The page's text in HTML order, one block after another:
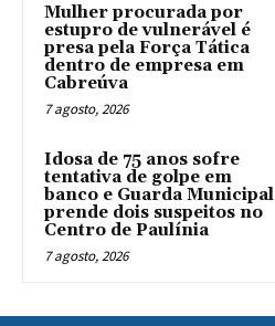
Mulher procurada por
estupro de vulnerável é
presa pela Força Tática
dentro de empresa em
Cabreúva
7 agosto, 2026
Idosa de 75 anos sofre
tentativa de golpe em
banco e Guarda Municipal
prende dois suspeitos no
Centro de Paulínia
7 agosto, 2026